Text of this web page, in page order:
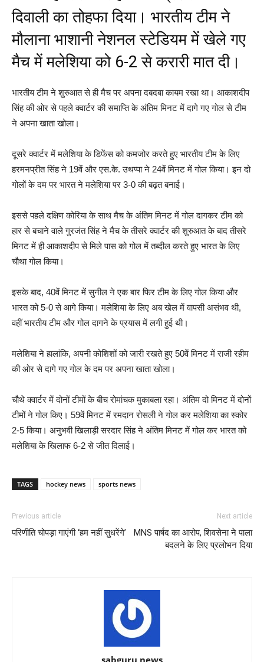
दिवाली का तोहफा दिया। भारतीय टीम ने
मौलाना भाशानी नेशनल स्टेडियम में खेले गए
मैच में मलेशिया को 6-2 से करारी मात दी।
भारतीय टीम ने शुरुआत से ही मैच पर अपना दबदबा कायम रखा था। आकाशदीप
सिंह की ओर से पहले क्वार्टर की समाप्ति के अंतिम मिनट में दागे गए गोल से टीम
ने अपना खाता खोला।
दूसरे क्वार्टर में मलेशिया के डिफेंस को कमजोर करते हुए भारतीय टीम के लिए
हरमनप्रीत सिंह ने 19वें और एस.के. उथप्पा ने 24वें मिनट में गोल किया। इन दो
गोलों के दम पर भारत ने मलेशिया पर 3-0 की बढ़त बनाई।
इससे पहले दक्षिण कोरिया के साथ मैच के अंतिम मिनट में गोल दागकर टीम को
हार से बचाने वाले गुरजंत सिंह ने मैच के तीसरे क्वार्टर की शुरुआत के बाद तीसरे
मिनट में ही आकाशदीप से मिले पास को गोल में तब्दील करते हुए भारत के लिए
चौथा गोल किया।
इसके बाद, 40वें मिनट में सुनील ने एक बार फिर टीम के लिए गोल किया और
भारत को 5-0 से आगे किया। मलेशिया के लिए अब खेल में वापसी असंभव थी,
वहीं भारतीय टीम और गोल दागने के प्रयास में लगी हुई थी।
मलेशिया ने हालांकि, अपनी कोशिशों को जारी रखते हुए 50वें मिनट में राजी रहीम
की ओर से दागे गए गोल के दम पर अपना खाता खोला।
चौथे क्वार्टर में दोनों टीमों के बीच रोमांचक मुकाबला रहा। अंतिम दो मिनट में दोनों
टीमों ने गोल किए। 59वें मिनट में रमदान रोसली ने गोल कर मलेशिया का स्कोर
2-5 किया। अनुभवी खिलाड़ी सरदार सिंह ने अंतिम मिनट में गोल कर भारत को
मलेशिया के खिलाफ 6-2 से जीत दिलाई।
TAGS hockey news sports news
Previous article
परिणीति चोपड़ा गाएंगी ‘हम नहीं सुधरेंगे’
Next article
MNS पार्षद का आरोप, शिवसेना ने पाला
बदलने के लिए प्रलोभन दिया
sabguru news